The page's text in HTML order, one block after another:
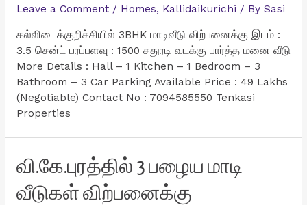
Leave a Comment / Homes, Kallidaikurichi / By Sasi
கல்லிடைக்குறிச்சியில் 3BHK மாடிவீடு விற்பனைக்கு இடம் :
3.5 சென்ட் பரப்பளவு : 1500 சதுரடி வடக்கு பார்த்த மனை வீடு
More Details : Hall – 1 Kitchen – 1 Bedroom – 3
Bathroom – 3 Car Parking Available Price : 49 Lakhs
(Negotiable) Contact No : 7094585550 Tenkasi
Properties
வி.கே.புரத்தில் 3 பழைய மாடி
வீடுகள் விற்பனைக்கு